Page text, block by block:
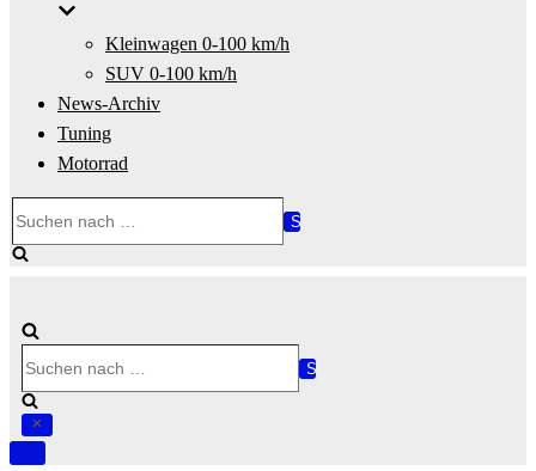
Kleinwagen 0-100 km/h
SUV 0-100 km/h
News-Archiv
Tuning
Motorrad
nach …
nach …
Navigation